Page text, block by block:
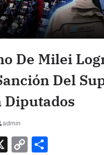
De Milei
Del
Diputados
admin
X
C